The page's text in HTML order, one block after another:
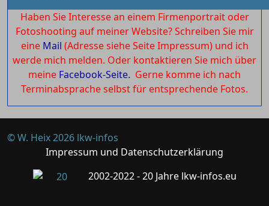
Haben Sie Interesse an einem Firmenportrait oder
Fotoshooting auf meiner Website? Schreiben Sie mir
eine Mail (Adresse siehe Seite Impressum) und ich
werde mich melden. Oder kontaktieren Sie mich über
meine Facebook-Seite. Gerne komme ich nach
Terminabsprache selbst für entsprechende Fotos.
© W. Heix 2026 lkw-infos
Impressum und Datenschutzerklärung
2002-2022 - 20 Jahre lkw-infos.eu